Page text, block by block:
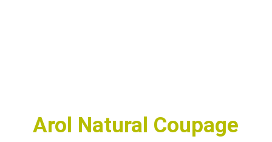
Arol Natural Coupage